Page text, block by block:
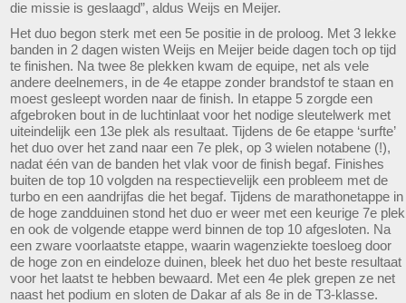
die missie is geslaagd”, aldus Weijs en Meijer.
Het duo begon sterk met een 5e positie in de proloog. Met 3 lekke
banden in 2 dagen wisten Weijs en Meijer beide dagen toch op tijd
te finishen. Na twee 8e plekken kwam de equipe, net als vele
andere deelnemers, in de 4e etappe zonder brandstof te staan en
moest gesleept worden naar de finish. In etappe 5 zorgde een
afgebroken bout in de luchtinlaat voor het nodige sleutelwerk met
uiteindelijk een 13e plek als resultaat. Tijdens de 6e etappe ‘surfte’
het duo over het zand naar een 7e plek, op 3 wielen notabene (!),
nadat één van de banden het vlak voor de finish begaf. Finishes
buiten de top 10 volgden na respectievelijk een probleem met de
turbo en een aandrijfas die het begaf. Tijdens de marathonetappe in
de hoge zandduinen stond het duo er weer met een keurige 7e plek
en ook de volgende etappe werd binnen de top 10 afgesloten. Na
een zware voorlaatste etappe, waarin wagenziekte toesloeg door
de hoge zon en eindeloze duinen, bleek het duo het beste resultaat
voor het laatst te hebben bewaard. Met een 4e plek grepen ze net
naast het podium en sloten de Dakar af als 8e in de T3-klasse.